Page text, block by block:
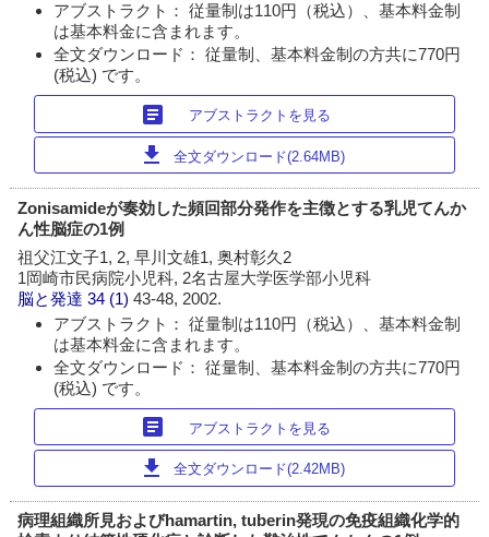
アブストラクト： 従量制は110円（税込）、基本料金制
は基本料金に含まれます。
全文ダウンロード： 従量制、基本料金制の方共に770円
(税込) です。
article アブストラクトを見る
download 全文ダウンロード(2.64MB)
Zonisamideが奏効した頻回部分発作を主徴とする乳児てんか
ん性脳症の1例
祖父江文子1, 2, 早川文雄1, 奥村彰久2
1岡崎市民病院小児科, 2名古屋大学医学部小児科
脳と発達 34 (1)43-48, 2002.
アブストラクト： 従量制は110円（税込）、基本料金制
は基本料金に含まれます。
全文ダウンロード： 従量制、基本料金制の方共に770円
(税込) です。
article アブストラクトを見る
download 全文ダウンロード(2.42MB)
病理組織所見およびhamartin, tuberin発現の免疫組織化学的